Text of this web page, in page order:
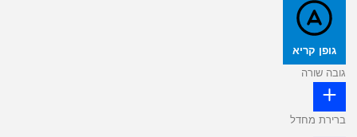
גופן קריא
גובה שורה
ברירת מחדל